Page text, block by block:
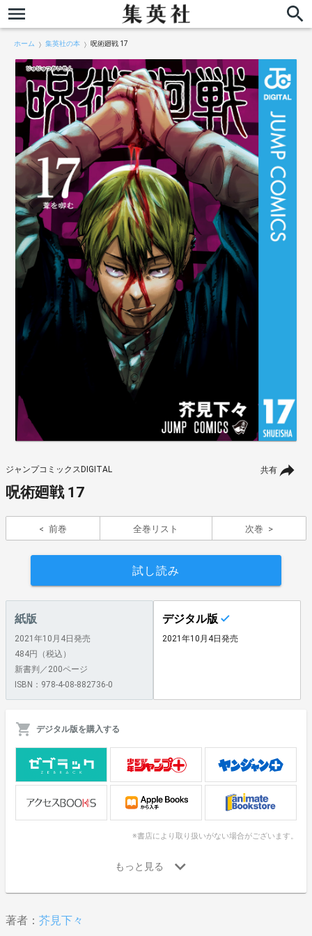
ホーム 集英社の本 呪術廻戦 17
共有
ジャンプコミックスDIGITAL
呪術廻戦 17
前巻 全巻リスト 次巻
試し読み
紙版
2021年10月4日発売
484円（税込）
新書判／200ページ
ISBN：978-4-08-882736-0
デジタル版
2021年10月4日発売
デジタル版を購入する
※書店により取り扱いがない場合がございます。
著者： 芥見下々